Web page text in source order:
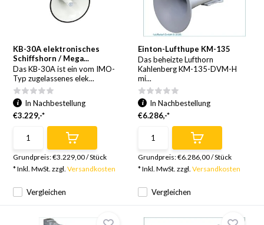
KB-30A elektronisches
Schiffshorn / Mega...
Das KB-30A ist ein vom IMO-
Typ zugelassenes elek...
Vergleichen
In Nachbestellung
€3.229,-*
Grundpreis:€3.229,00/Stück
* Inkl. MwSt. zzgl.Versandkosten
Einton-Lufthupe KM-135
Das beheizte Lufthorn
Kahlenberg KM-135-DVM-H
mi...
Vergleichen
In Nachbestellung
€6.286,-*
Grundpreis:€6.286,00/Stück
* Inkl. MwSt. zzgl. Versandkosten